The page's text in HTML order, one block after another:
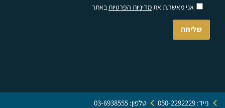
Please
leave
this
field
empty.
אני מאשר.ת אתמדיניות הפרטיותבאתר
נייד: 050-2292229
טלפון: 03-6938555